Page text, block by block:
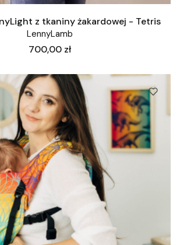
z tkaniny żakardowej - Tetris
LennyLamb
Cena
700,00 zł